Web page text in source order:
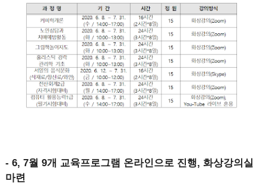
- 6, 7월 9개 교육프로그램 온라인으로 진행, 화상강의실
마련